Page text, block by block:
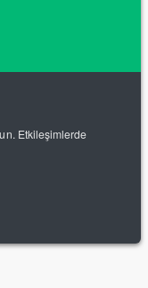
Etkileşimlerde